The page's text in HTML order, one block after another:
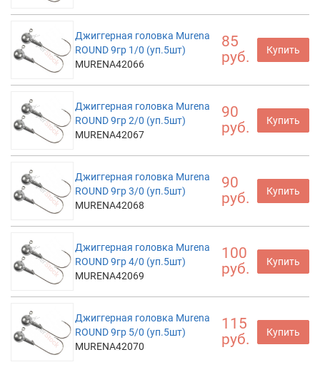
Джиггерная головка Murena
ROUND 9гр 1/0 (уп.5шт)
MURENA42066
85
руб.
Купить
Джиггерная головка Murena
ROUND 9гр 2/0 (уп.5шт)
MURENA42067
90
руб.
Купить
Джиггерная головка Murena
ROUND 9гр 3/0 (уп.5шт)
MURENA42068
90
руб.
Купить
Джиггерная головка Murena
ROUND 9гр 4/0 (уп.5шт)
MURENA42069
100
руб.
Купить
Джиггерная головка Murena
ROUND 9гр 5/0 (уп.5шт)
MURENA42070
115
руб.
Купить